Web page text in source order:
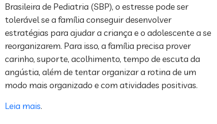
Brasileira de Pediatria (SBP), o estresse pode ser
tolerável se a família conseguir desenvolver
estratégias para ajudar a criança e o adolescente a se
reorganizarem. Para isso, a família precisa prover
carinho, suporte, acolhimento, tempo de escuta da
angústia, além de tentar organizar a rotina de um
modo mais organizado e com atividades positivas.
Leia mais.